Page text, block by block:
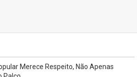
Merece Respeito, Não Apenas